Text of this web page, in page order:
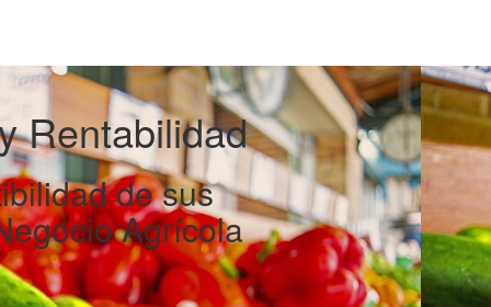
Rentabilidad
de sus
Agrícola